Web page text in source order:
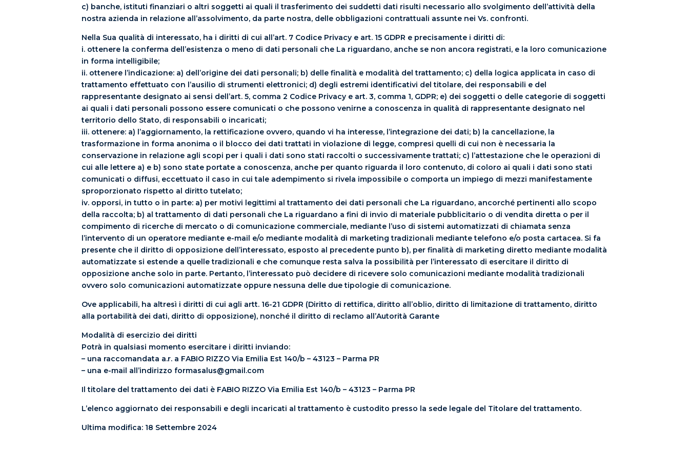
c) banche, istituti finanziari o altri soggetti ai quali il trasferimento dei suddetti dati risulti necessario allo svolgimento dell’attività della
nostra azienda in relazione all’assolvimento, da parte nostra, delle obbligazioni contrattuali assunte nei Vs. confronti.
Nella Sua qualità di interessato, ha i diritti di cui all’art. 7 Codice Privacy e art. 15 GDPR e precisamente i diritti di:
i. ottenere la conferma dell’esistenza o meno di dati personali che La riguardano, anche se non ancora registrati, e la loro comunicazione
in forma intelligibile;
ii. ottenere l’indicazione: a) dell’origine dei dati personali; b) delle finalità e modalità del trattamento; c) della logica applicata in caso di
trattamento effettuato con l’ausilio di strumenti elettronici; d) degli estremi identificativi del titolare, dei responsabili e del
rappresentante designato ai sensi dell’art. 5, comma 2 Codice Privacy e art. 3, comma 1, GDPR; e) dei soggetti o delle categorie di soggetti
ai quali i dati personali possono essere comunicati o che possono venirne a conoscenza in qualità di rappresentante designato nel
territorio dello Stato, di responsabili o incaricati;
iii. ottenere: a) l’aggiornamento, la rettificazione ovvero, quando vi ha interesse, l’integrazione dei dati; b) la cancellazione, la
trasformazione in forma anonima o il blocco dei dati trattati in violazione di legge, compresi quelli di cui non è necessaria la
conservazione in relazione agli scopi per i quali i dati sono stati raccolti o successivamente trattati; c) l’attestazione che le operazioni di
cui alle lettere a) e b) sono state portate a conoscenza, anche per quanto riguarda il loro contenuto, di coloro ai quali i dati sono stati
comunicati o diffusi, eccettuato il caso in cui tale adempimento si rivela impossibile o comporta un impiego di mezzi manifestamente
sproporzionato rispetto al diritto tutelato;
iv. opporsi, in tutto o in parte: a) per motivi legittimi al trattamento dei dati personali che La riguardano, ancorché pertinenti allo scopo
della raccolta; b) al trattamento di dati personali che La riguardano a fini di invio di materiale pubblicitario o di vendita diretta o per il
compimento di ricerche di mercato o di comunicazione commerciale, mediante l’uso di sistemi automatizzati di chiamata senza
l’intervento di un operatore mediante e-mail e/o mediante modalità di marketing tradizionali mediante telefono e/o posta cartacea. Si fa
presente che il diritto di opposizione dell’interessato, esposto al precedente punto b), per finalità di marketing diretto mediante modalità
automatizzate si estende a quelle tradizionali e che comunque resta salva la possibilità per l’interessato di esercitare il diritto di
opposizione anche solo in parte. Pertanto, l’interessato può decidere di ricevere solo comunicazioni mediante modalità tradizionali
ovvero solo comunicazioni automatizzate oppure nessuna delle due tipologie di comunicazione.
Ove applicabili, ha altresì i diritti di cui agli artt. 16-21 GDPR (Diritto di rettifica, diritto all’oblio, diritto di limitazione di trattamento, diritto
alla portabilità dei dati, diritto di opposizione), nonché il diritto di reclamo all’Autorità Garante
Modalità di esercizio dei diritti
Potrà in qualsiasi momento esercitare i diritti inviando:
– una raccomandata a.r. a FABIO RIZZO Via Emilia Est 140/b – 43123 – Parma PR
– una e-mail all’indirizzo formasalus@gmail.com
Il titolare del trattamento dei dati è FABIO RIZZO Via Emilia Est 140/b – 43123 – Parma PR
L’elenco aggiornato dei responsabili e degli incaricati al trattamento è custodito presso la sede legale del Titolare del trattamento.
Ultima modifica: 18 Settembre 2024